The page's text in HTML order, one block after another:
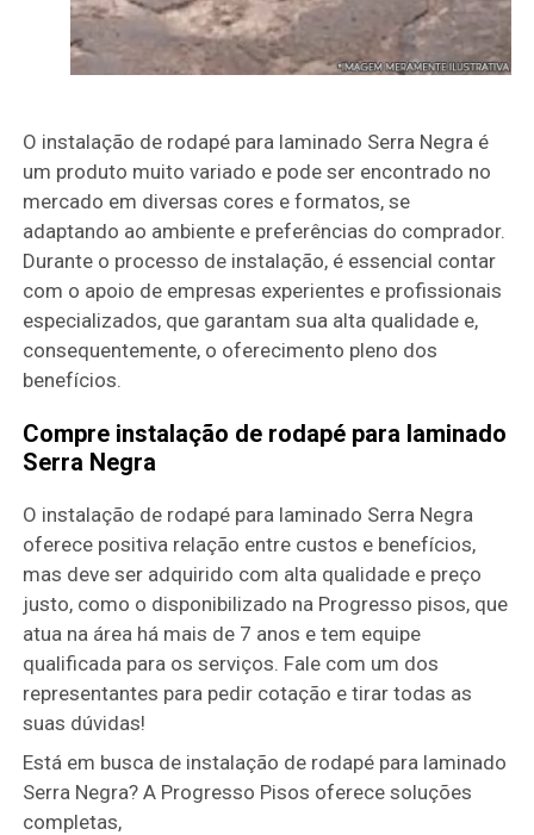
O instalação de rodapé para laminado Serra Negra é
um produto muito variado e pode ser encontrado no
mercado em diversas cores e formatos, se
adaptando ao ambiente e preferências do comprador.
Durante o processo de instalação, é essencial contar
com o apoio de empresas experientes e profissionais
especializados, que garantam sua alta qualidade e,
consequentemente, o oferecimento pleno dos
benefícios.
Compre instalação de rodapé para laminado
Serra Negra
O instalação de rodapé para laminado Serra Negra
oferece positiva relação entre custos e benefícios,
mas deve ser adquirido com alta qualidade e preço
justo, como o disponibilizado na Progresso pisos, que
atua na área há mais de 7 anos e tem equipe
qualificada para os serviços. Fale com um dos
representantes para pedir cotação e tirar todas as
suas dúvidas!
Está em busca de instalação de rodapé para laminado
Serra Negra? A Progresso Pisos oferece soluções
completas,